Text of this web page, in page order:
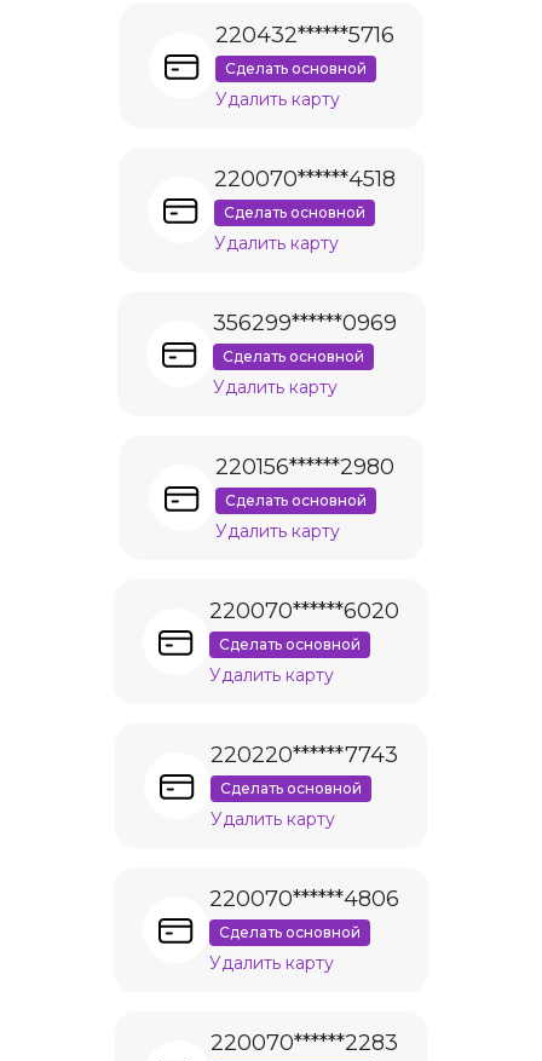
220432******5716
Сделать основной
Удалить карту
220070******4518
Сделать основной
Удалить карту
356299******0969
Сделать основной
Удалить карту
220156******2980
Сделать основной
Удалить карту
220070******6020
Сделать основной
Удалить карту
220220******7743
Сделать основной
Удалить карту
220070******4806
Сделать основной
Удалить карту
220070******2283